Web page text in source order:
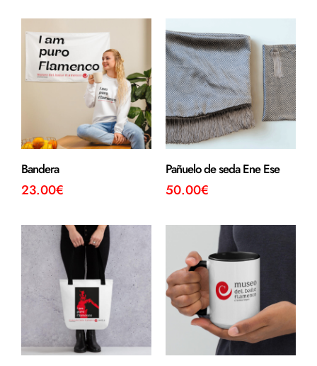
Bandera
23.00€
Pañuelo de seda Ene Ese
50.00€